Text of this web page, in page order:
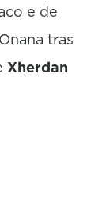
e de
tras
Xherdan